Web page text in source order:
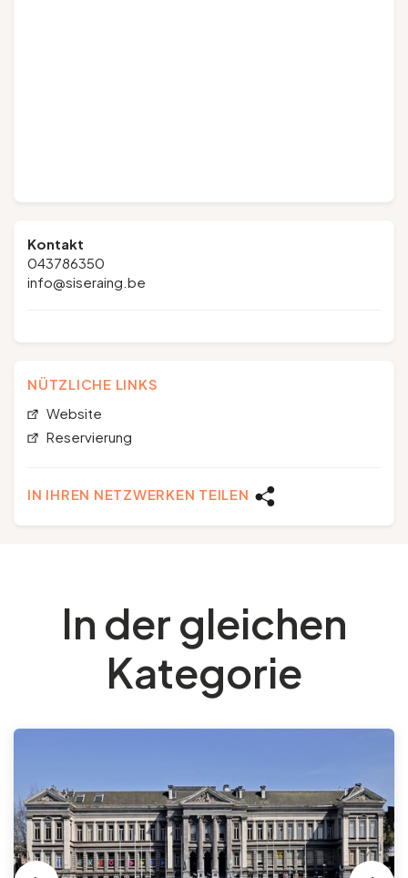
Kontakt
043786350
info@siseraing.be
NÜTZLICHE LINKS
Website
Reservierung
IN IHREN NETZWERKEN TEILEN
In der gleichen
Kategorie